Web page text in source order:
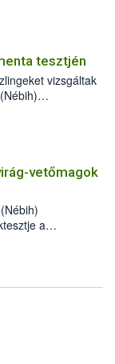
tesztjén
vizsgáltak
alá”, melyek az
valamint a
vetőmagok
a
vizsgálatokon a
terméket
pedig a
és elrendelték